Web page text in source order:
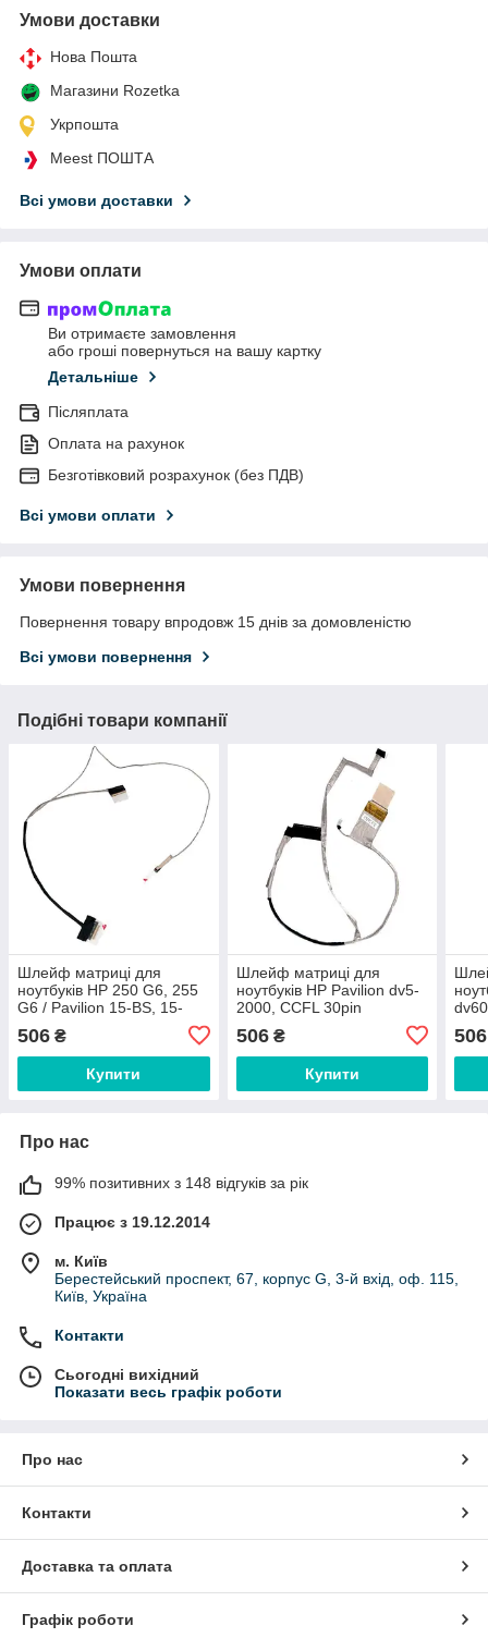
Умови доставки
Нова Пошта
Магазини Rozetka
Укрпошта
Meest ПОШТА
Всі умови доставки
Умови оплати
Ви отримаєте замовлення
або гроші повернуться на вашу картку
Детальніше
Післяплата
Оплата на рахунок
Безготівковий розрахунок (без ПДВ)
Всі умови оплати
Умови повернення
Повернення товару впродовж 15 днів за домовленістю
Всі умови повернення
Подібні товари компанії
Шлейф матриці для
ноутбуків HP 250 G6, 255
G6 / Pavilion 15-BS, 15-
BW, 15T-BR, 15Z-BW, eDP
30pin
506 ₴
Купити
Шлейф матриці для
ноутбуків HP Pavilion dv5-
2000, CCFL 30pin
506₴
Купити
506
Про нас
99% позитивних з 148 відгуків за рік
Працює з 19.12.2014
м. Київ
Берестейський проспект, 67, корпус G, 3-й вхід, оф. 115,
Київ, Україна
Контакти
Сьогодні вихідний
Показати весь графік роботи
Про нас
Контакти
Доставка та оплата
Графік роботи